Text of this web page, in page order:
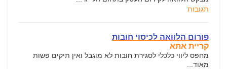
תגובות
פורום הלוואה לכיסוי חובות
קריית אתא
מחפס ליווי כלכלי לסגירת חובות לא מוגבל ואין תיקים פשות
מאוד...